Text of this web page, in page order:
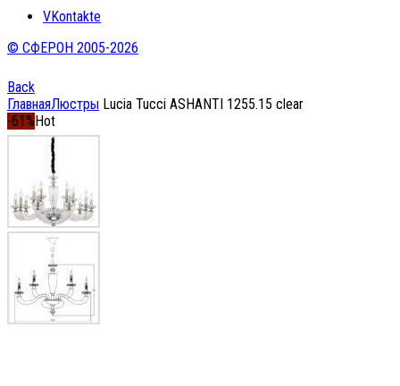
VKontakte
© СФЕРОН 2005-2026
Back
ГлавнаяЛюстры Lucia Tucci ASHANTI 1255.15 clear
-61% Hot